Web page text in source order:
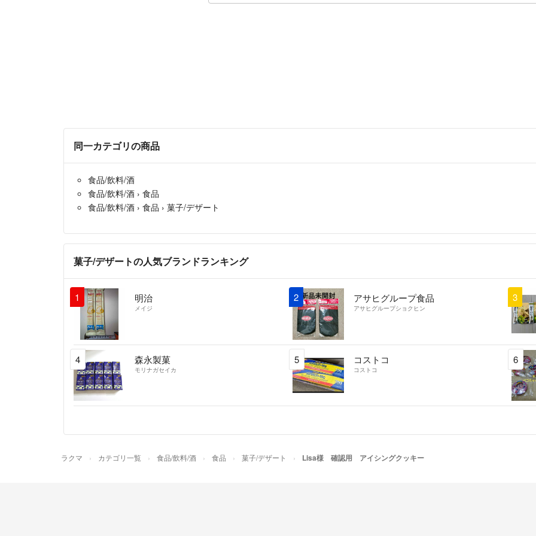
・梱包には十分
めご了承くださ
竹炭パウダー
賞味期限：製造
保存方法：直射
＃アイシングク
同一カテゴリの商品
食品/飲料/酒
食品/飲料/酒 › 食品
食品/飲料/酒 › 食品 › 菓子/デザート
菓子/デザートの人気ブランドランキング
1 明治
メイジ
2 アサヒグループ食品
アサヒグループショクヒン
3
4 森永製菓
モリナガセイカ
5 コストコ
コストコ
6
ラクマ カテゴリ一覧 食品/飲料/酒 食品 菓子/デザート Lisa様 確認用 アイシングクッキー